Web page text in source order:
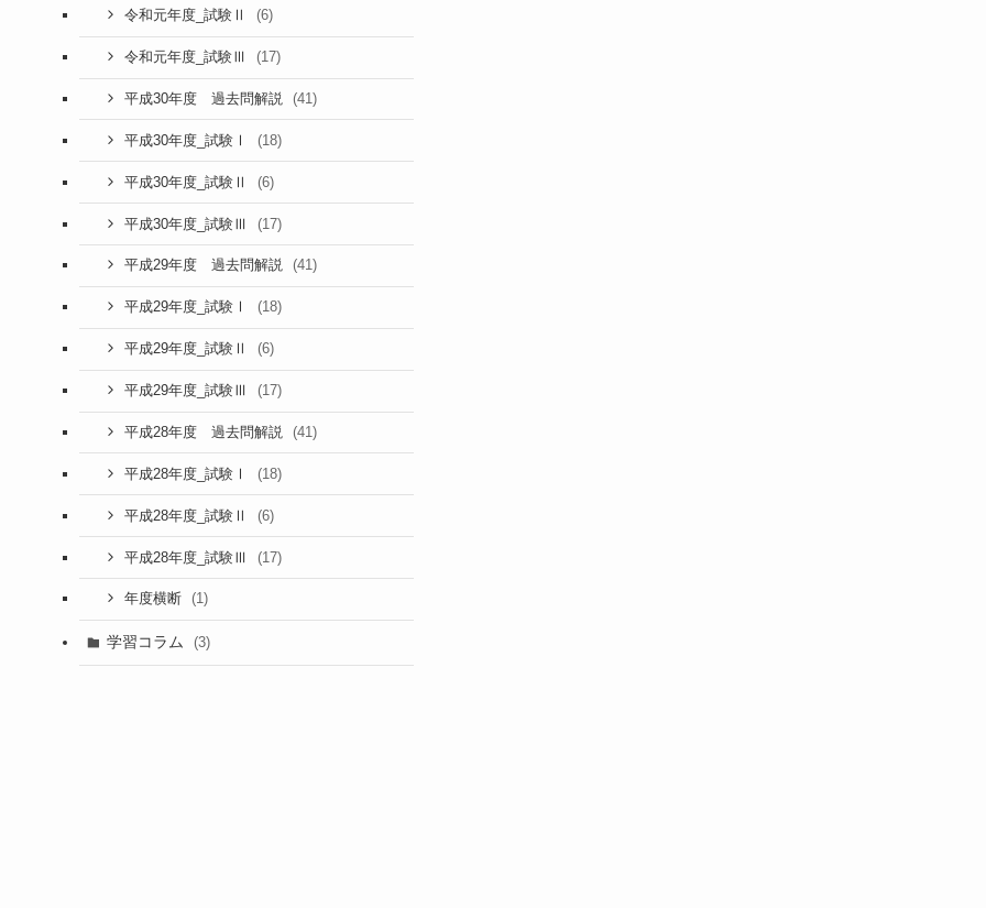
令和元年度_試験Ⅱ (6)
令和元年度_試験Ⅲ (17)
平成30年度 過去問解説 (41)
平成30年度_試験Ⅰ (18)
平成30年度_試験Ⅱ (6)
平成30年度_試験Ⅲ (17)
平成29年度 過去問解説 (41)
平成29年度_試験Ⅰ (18)
平成29年度_試験Ⅱ (6)
平成29年度_試験Ⅲ (17)
平成28年度 過去問解説 (41)
平成28年度_試験Ⅰ (18)
平成28年度_試験Ⅱ (6)
平成28年度_試験Ⅲ (17)
年度横断 (1)
学習コラム (3)